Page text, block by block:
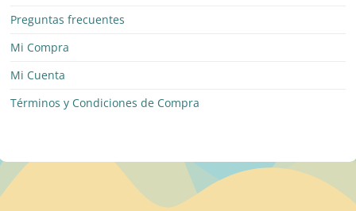
Preguntas frecuentes
Mi Compra
Mi Cuenta
Términos y Condiciones de Compra